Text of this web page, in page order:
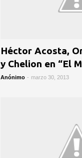
Héctor Acosta,
y Chelion en “El
Anónimo - marzo 30, 2013